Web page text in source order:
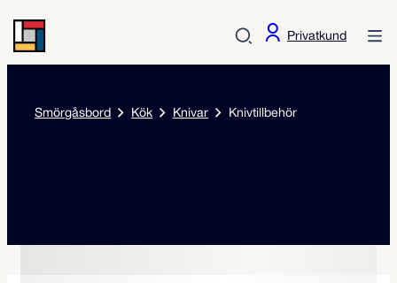
Privatkund
Smörgåsbord Kök Knivar Knivtillbehör